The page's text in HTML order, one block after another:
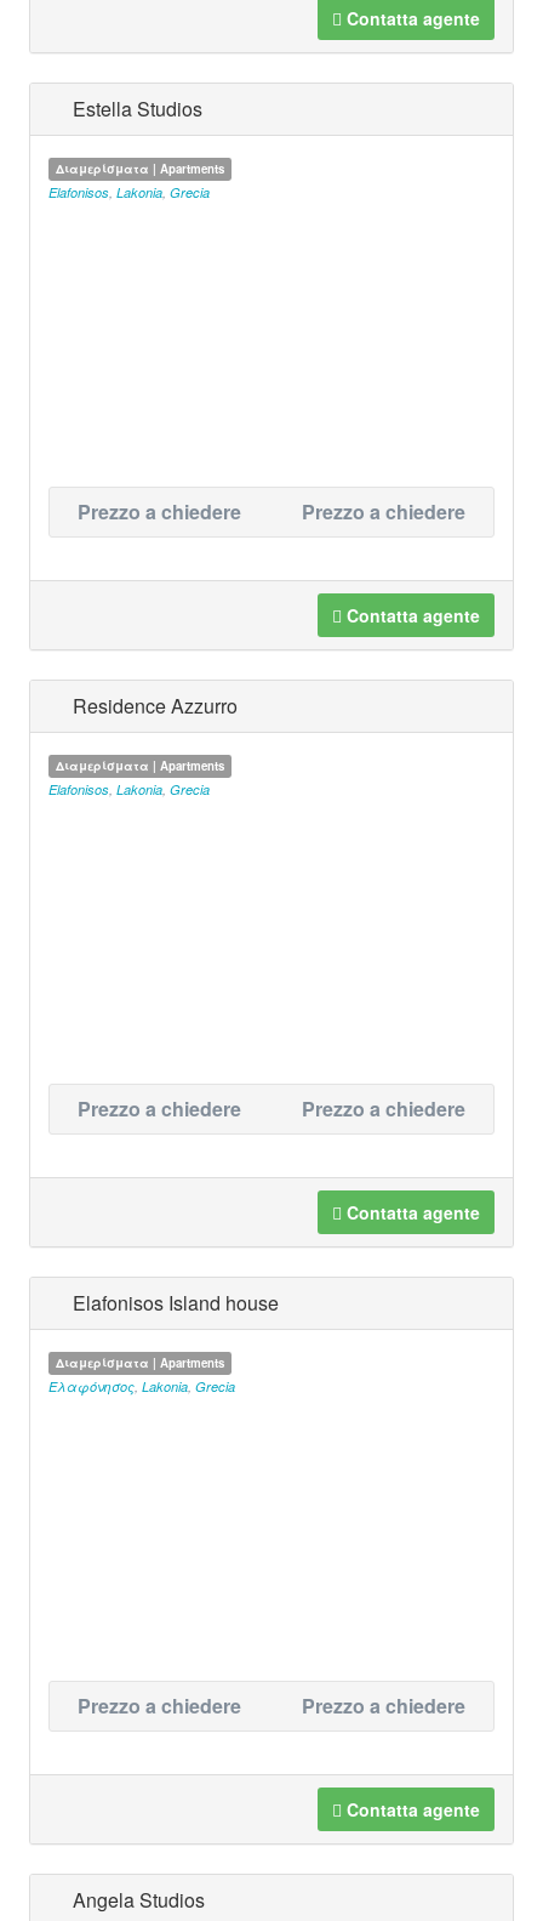
Contatta agente
Estella Studios
Διαμερίσματα | Apartments
Elafonisos, Lakonia, Grecia
Prezzo a chiedere Prezzo a chiedere
Contatta agente
Residence Azzurro
Διαμερίσματα | Apartments
Elafonisos, Lakonia, Grecia
Prezzo a chiedere Prezzo a chiedere
Contatta agente
Elafonisos Island house
Διαμερίσματα | Apartments
Ελαφόνησος Lakonia Grecia
Prezzo a chiedere Prezzo a chiedere
Contatta agente
Angela Studios